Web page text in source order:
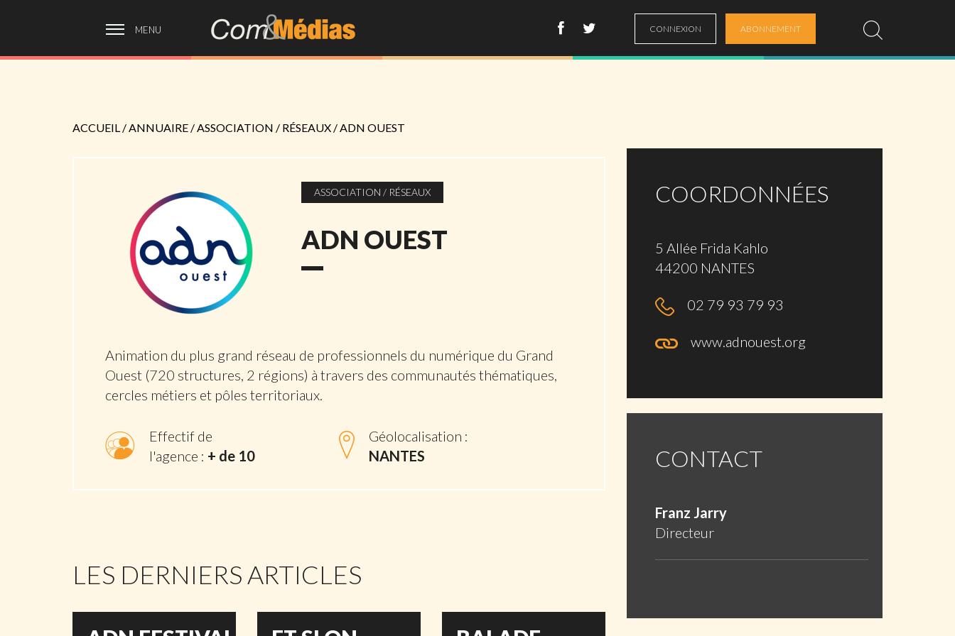
MENU CONNEXION ABONNEMENT
ACCUEIL /ANNUAIRE /ASSOCIATION / RÉSEAUX /ADN OUEST
ASSOCIATION / RÉSEAUX
ADN OUEST
Animation du plus grand réseau de professionnels du numérique du Grand
Ouest (720 structures, 2 régions) à travers des communautés thématiques,
cercles métiers et pôles territoriaux.
Effectif de
l'agence : + de 10
Géolocalisation :
NANTES
LES DERNIERS ARTICLES
COORDONNÉES
5 Allée Frida Kahlo
44200 NANTES
02 79 93 79 93
www.adnouest.org
CONTACT
Franz Jarry
Directeur